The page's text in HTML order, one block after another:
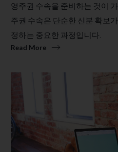
영주권 수속을 준비하는 것이
주권 수속은 단순한 신분 확보
정하는 중요한 과정입니다.
Read More